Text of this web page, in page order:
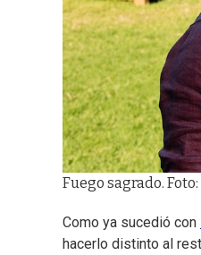
Fuego sagrado.
Como ya sucedió con
hacerlo distinto al